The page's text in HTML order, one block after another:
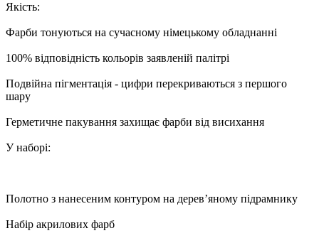
Якість:
Фарби тонуються на сучасному німецькому обладнанні
100% відповідність кольорів заявленій палітрі
Подвійна пігментація - цифри перекриваються з першого
шару
Герметичне пакування захищає фарби від висихання
У наборі:
Полотно з нанесеним контуром на дерев’яному підрамнику
Набір акрилових фарб